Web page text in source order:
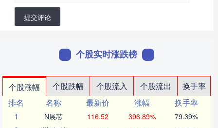
提交评论
个股实时涨跌榜
个股涨幅 个股跌幅 个股流入 个股流出
换手率
排名
名称 最新价 涨幅
换手率
1
N展芯 116.52 396.89% 79.39%